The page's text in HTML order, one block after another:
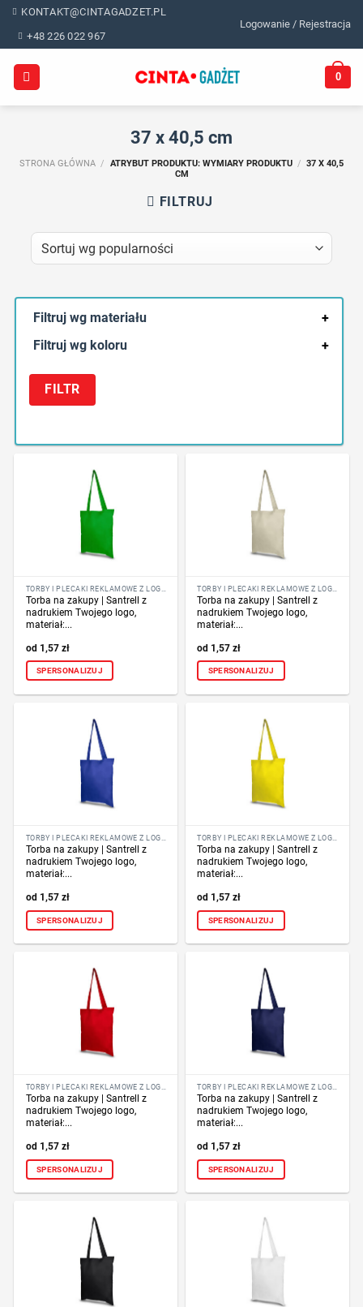
Skip
content
KONTAKT@CINTAGADZET.PL
+48 226 022 967
Logowanie / Rejestracja
0
37 x 40,5 cm
STRONA GŁÓWNA / ATRYBUT PRODUKTU: WYMIARY PRODUKTU / 37 X 40,5
CM
FILTRUJ
Filtruj wg materiału
+
Filtruj wg koloru
+
FILTR
Torba na zakupy | Santrell z
nadrukiem Twojego logo,
materiał:...
1,57 zł
SPERSONALIZUJ
Torba na zakupy | Santrell z
nadrukiem Twojego logo,
materiał:...
1,57zł
SPERSONALIZUJ
Torba na zakupy | Santrell z
nadrukiem Twojego logo,
materiał:...
1,57 zł
SPERSONALIZUJ
Torba na zakupy | Santrell z
nadrukiem Twojego logo,
materiał:...
1,57zł
SPERSONALIZUJ
Torba na zakupy | Santrell z
nadrukiem Twojego logo,
materiał:...
1,57 zł
SPERSONALIZUJ
Torba na zakupy | Santrell z
nadrukiem Twojego logo,
materiał:...
1,57zł
SPERSONALIZUJ